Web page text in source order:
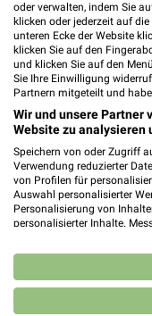
expert
08468
Heute
224,44 km
EP:Butz
08468
224,17
oder verwalten, indem Sie
klicken oder jederzeit auf
unteren Ecke der Website
klicken Sie auf den
und klicken Sie auf den
Sie Ihre Einwilligung
Partnern mitgeteilt und
Wir und unsere Partner
Website zu analysieren
Speichern von oder Zugriff
Verwendung reduzierter
von Profilen für
Auswahl personalisierter
Personalisierung von
personalisierter Inhalte.
Kombinationen von Daten
Verbesserung der
von Inhalten.
Daten können außerhalb
USA gesendet werden.